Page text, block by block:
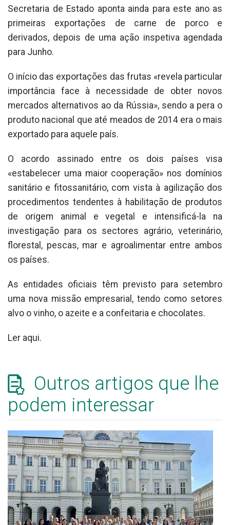
Secretaria de Estado aponta ainda para este ano as
primeiras exportações de carne de porco e
derivados, depois de uma ação inspetiva agendada
para Junho.
O início das exportações das frutas «revela particular
importância face à necessidade de obter novos
mercados alternativos ao da Rússia», sendo a pera o
produto nacional que até meados de 2014 era o mais
exportado para aquele país.
O acordo assinado entre os dois países visa
«estabelecer uma maior cooperação» nos domínios
sanitário e fitossanitário, com vista à agilização dos
procedimentos tendentes à habilitação de produtos
de origem animal e vegetal e intensificá-la na
investigação para os sectores agrário, veterinário,
florestal, pescas, mar e agroalimentar entre ambos
os países.
As entidades oficiais têm previsto para setembro
uma nova missão empresarial, tendo como setores
alvo o vinho, o azeite e a confeitaria e chocolates.
Ler aqui.
Outros artigos que lhe
podem interessar